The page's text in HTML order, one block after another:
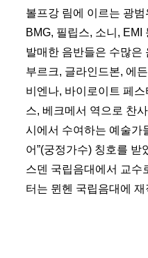
볼프강 림에 이르는 광
BMG, 필립스, 소니, EMI
발매한 음반들은 수많은
부르크, 글라인드본, 에
비엔나, 바이로이트 페
스, 베크메서 역으로 찬
시에서 수여하는 예술가
어”(궁정가수) 칭호를 받
스덴 국립음대에서 교수
터는 뮌헨 국립음대에 재